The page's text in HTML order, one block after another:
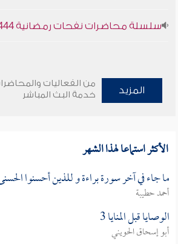
سلسلة محاضرات نفحات رمضانية 1444هـ
المزيد
من الفعاليات
خدمة البث المباشر
الأكثر استماعا لهذا الشهر
ما جاء في آخر سورة براءة و للذين أحسنوا
أحمد حطيبة
الوصايا قبل المنايا 3
أبو إسحاق الحويني